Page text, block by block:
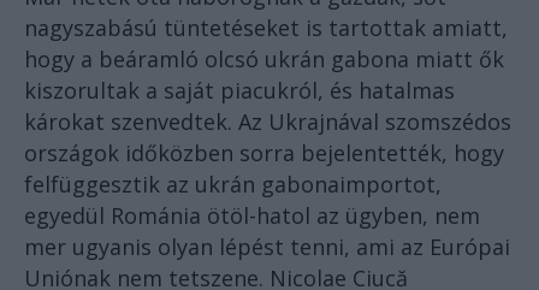
nagyszabású tüntetéseket is tartottak amiatt,
hogy a beáramló olcsó ukrán gabona miatt ők
kiszorultak a saját piacukról, és hatalmas
károkat szenvedtek. Az Ukrajnával szomszédos
országok időközben sorra bejelentették, hogy
felfüggesztik az ukrán gabonaimportot,
egyedül Románia ötöl-hatol az ügyben, nem
mer ugyanis olyan lépést tenni, ami az Európai
Uniónak nem tetszene. Nicolae Ciucă